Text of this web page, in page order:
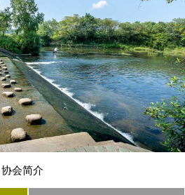
协会简介